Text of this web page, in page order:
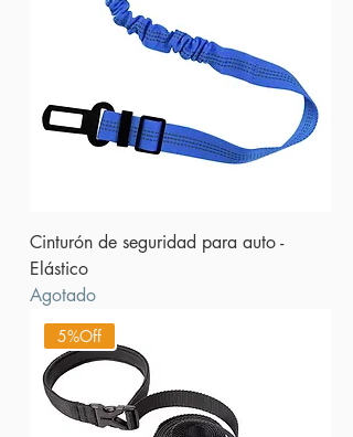
Cinturón de seguridad para auto -
Elástico
Agotado
5%Off